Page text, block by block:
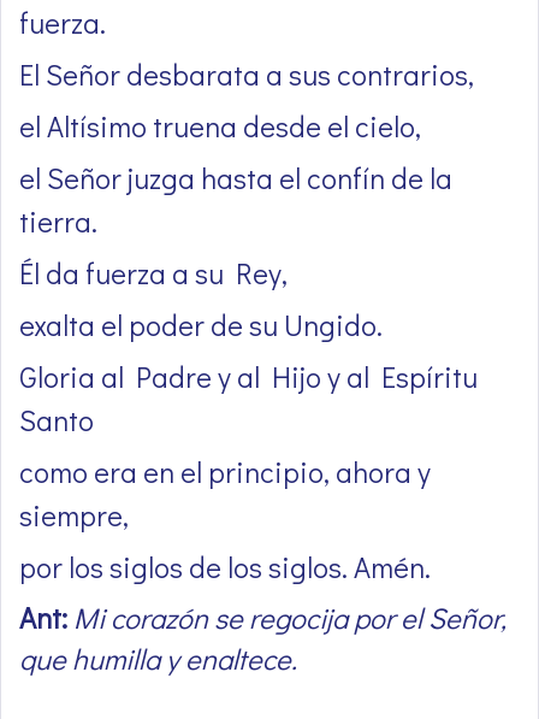
fuerza.
El Señor desbarata a sus contrarios,
el Altísimo truena desde el cielo,
el Señor juzga hasta el confín de la
tierra.
Él da fuerza a su Rey,
exalta el poder de su Ungido.
Gloria al Padre y al Hijo y al Espíritu
Santo
como era en el principio, ahora y
siempre,
por los siglos de los siglos. Amén.
Ant: Mi corazón se regocija por el Señor,
que humilla y enaltece.